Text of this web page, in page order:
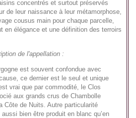
concentrés et surtout préservés
de leur naissance à leur métamorphose,
cousus main pour chaque parcelle,
en élégance et une définition des terroirs
de l'appellation :
est souvent confondue avec
ce dernier est le seul et unique
vrai que par commodité, le Clos
aux grands crus de Chambolle
Côte de Nuits. Autre particularité
bien être produit en blanc qu’en